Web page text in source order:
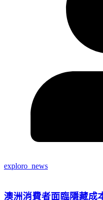
exploro_news
澳洲消費者面臨隱藏成